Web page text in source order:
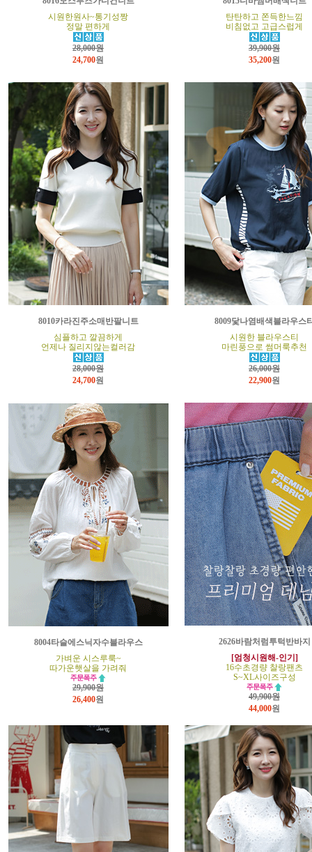
시원한원사~통기성짱
정말 편하게
28,000원
24,700원
탄탄하고 쫀득한느낌
비침없고 고급스럽게
39,900원
35,200원
8010카라진주소매반팔니트
심플하고 깔끔하게
언제나 질리지않는컬러감
28,000원
24,700원
8009닻나염배색블라우스
시원한 블라우스티
마린풍으로 썸머룩추천
26,000원
22,900원
8004타슬에스닉자수블라우스
가벼운 시스루룩~
따가운햇살을 가려줘
29,900원
26,400원
2626바람처럼투턱반바지
[엄청시원해-인기]
16수초경량 찰랑팬츠
S~XL사이즈구성
49,900원
44,000원